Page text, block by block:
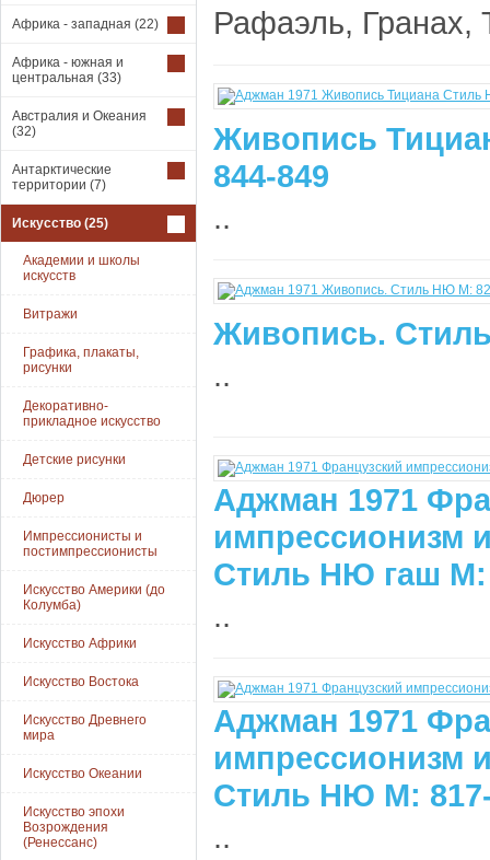
Африка - западная (22)
Африка - южная и
центральная (33)
Австралия и Океания
(32)
Антарктические
территории (7)
Искусство (25)
Академии и школы
искусств
Витражи
Графика, плакаты,
рисунки
Декоративно-
прикладное искусство
Детские рисунки
Дюрер
Импрессионисты и
постимпрессионисты
Искусство Америки (до
Колумба)
Искусство Африки
Искусство Востока
Искусство Древнего
мира
Искусство Океании
Искусство эпохи
Возрождения
(Ренессанс)
Рафаэль, Гранах,
Живопись
844-849
..
Живопись.
..
Аджман 1971
импрессионизм
Стиль НЮ гаш М:
..
Аджман 1971
импрессионизм
Стиль НЮ М:
..